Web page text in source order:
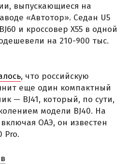
выпускающиеся на
«Автотор». Седан U5
и кроссовер X55 в одной
на 210-900 тыс.
, что российскую
еще один компактный
— BJ41, который, по сути,
модели BJ40. На
ОАЭ, он известен
Pro.